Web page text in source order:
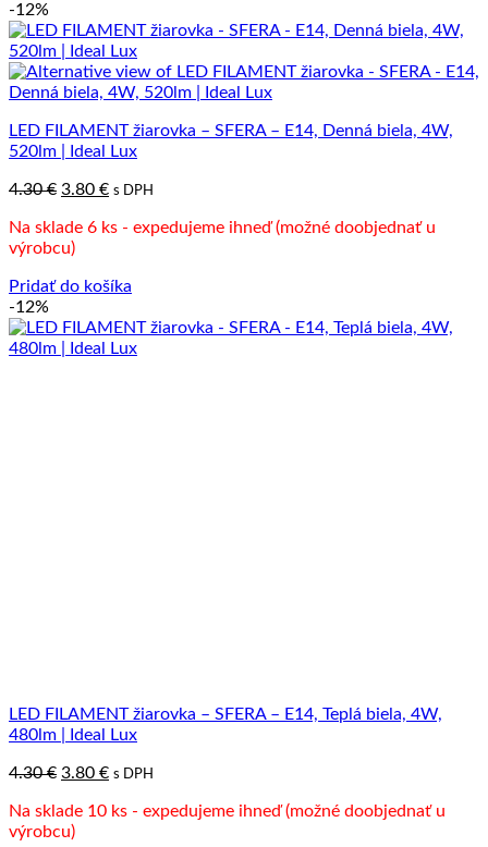
-12%
LED FILAMENT žiarovka – SFERA – E14, Denná biela, 4W,
520lm | Ideal Lux
4.30€ Pôvodná
bola:
4.30 €.
3.80 €Aktuálna
je:
s DPH
Na sklade 6 ks - expedujeme ihneď (možné doobjednať u
výrobcu)
Pridať do košíka
-12%
LED FILAMENT žiarovka – SFERA – E14, Teplá biela, 4W,
480lm | Ideal Lux
4.30€ Pôvodná
bola:
4.30 €.
3.80 €Aktuálna
je:
s DPH
Na sklade 10 ks - expedujeme ihneď (možné doobjednať u
výrobcu)